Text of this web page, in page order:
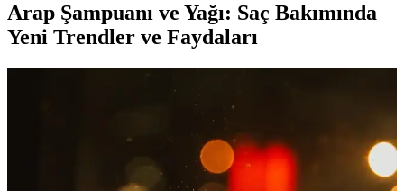
Arap Şampuanı ve Yağı: Saç Bakımında
Yeni Trendler ve Faydaları